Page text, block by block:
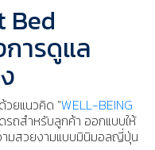
Bed
ารดูแล
วยแนวคิด "WELL-BEING
ถสำหรับลูกค้า ออกแบบให้
มสวยงามแบบมินิมอลญี่ปุ่น